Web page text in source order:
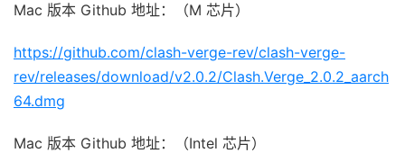
Mac 版本 Github 地址：（M 芯片）
https://github.com/clash-verge-rev/clash-verge-
rev/releases/download/v2.0.2/Clash.Verge_2.0.2_aarch
64.dmg
Mac 版本 Github 地址：（Intel 芯片）